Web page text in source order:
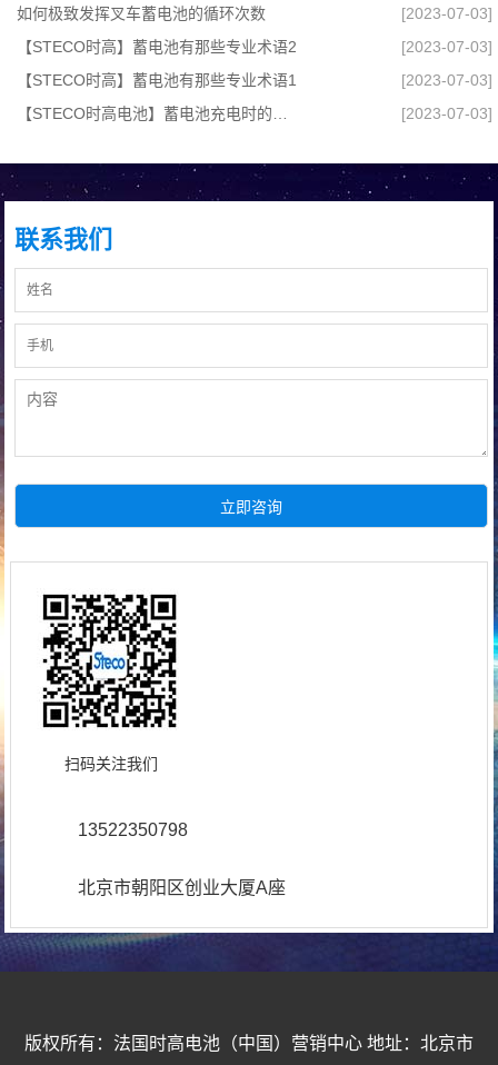
如何极致发挥叉车蓄电池的循环次数
[2023-07-03]
【STECO时高】蓄电池有那些专业术语2
[2023-07-03]
【STECO时高】蓄电池有那些专业术语1
[2023-07-03]
[2023-07-03]
联系我们
扫码关注我们
13522350798
北京市朝阳区创业大厦A座
版权所有：法国时高电池（中国）营销中心 地址：北京市